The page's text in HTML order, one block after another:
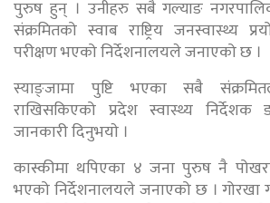
पुरुष हुन् । उनीहरु सबै गल्याङ
संक्रमितको स्वाब राष्ट्रिय जनस्वास्थ्य
परीक्षण भएको निर्देशनालयले जनाएको छ ।
स्याङ्जामा पुष्टि भएका सबै
राखिसकिएको प्रदेश स्वास्थ्य निर्देशक
जानकारी दिनुभयाे ।
कास्कीमा थपिएका ४ जना पुरुष नै
भएको निर्देशनालयले जनाएको छ । गोरखा